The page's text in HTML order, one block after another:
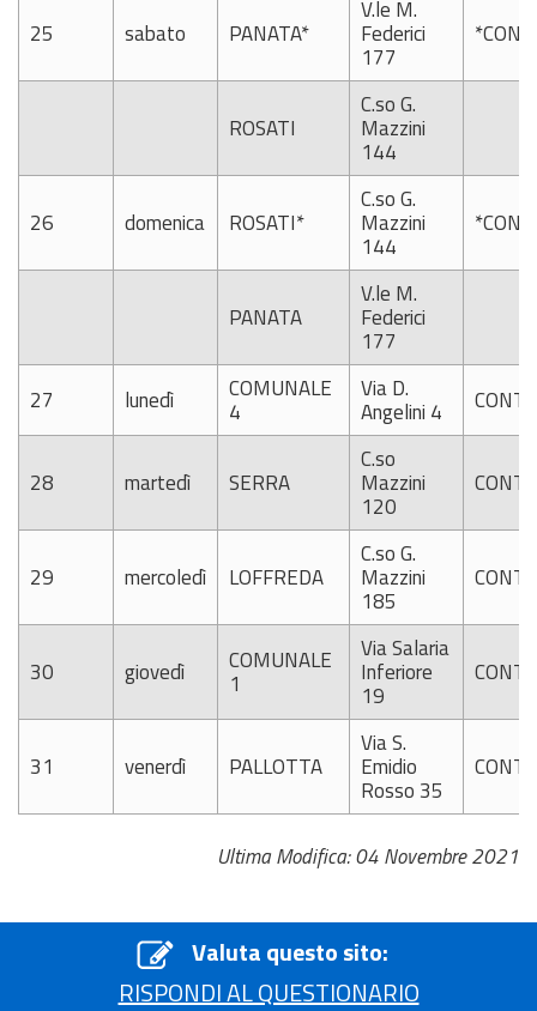
25 sabato PANATA*
V.le M.
Federici
177
ROSATI
C.so G.
Mazzini
144
26 domenica ROSATI*
C.so G.
Mazzini
144
PANATA
V.le M.
Federici
177
27
lunedì COMUNALE
4
Via D.
Angelini 4
28 martedì SERRA
C.so
Mazzini
120
29 mercoledì LOFFREDA
C.so G.
Mazzini
185
30 giovedì COMUNALE
1
Via Salaria
Inferiore
19
31 venerdì PALLOTTA
Via S.
Emidio
Rosso 35
Ultima Modifica: 04 Novembre 2021
Valuta questo sito:
RISPONDI AL QUESTIONARIO